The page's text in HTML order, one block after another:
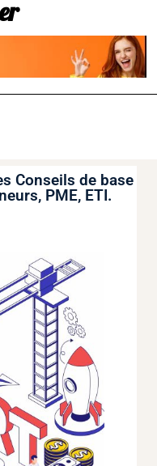
Conseils de base
PME, ETI.